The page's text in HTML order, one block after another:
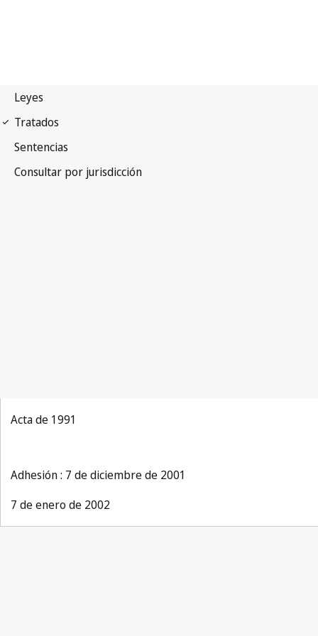
Acta de 1991
Adhesión : 7 de diciembre de 2001
7 de enero de 2002